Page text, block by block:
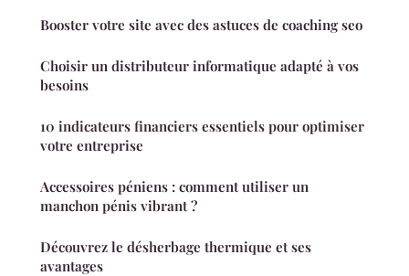
Booster votre site avec des astuces de coaching seo
Choisir un distributeur informatique adapté à vos
besoins
10 indicateurs financiers essentiels pour optimiser
votre entreprise
Accessoires péniens : comment utiliser un
manchon pénis vibrant ?
Découvrez le désherbage thermique et ses
avantages